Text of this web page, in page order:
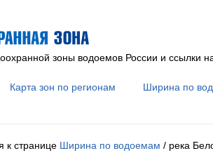
зоны водоемов России и ссылки
Карта зон по регионам Ширина по
странице Ширина по водоемам / река